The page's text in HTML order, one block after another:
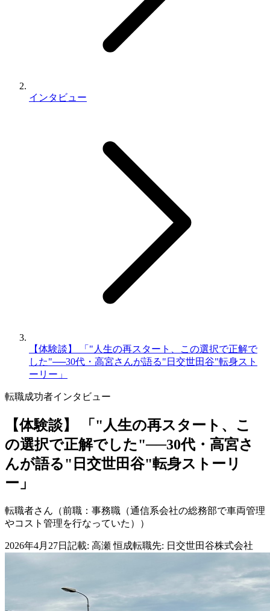
インタビュー
【体験談】 「"人生の再スタート、この選択で正解で
した"──30代・高宮さんが語る"日交世田谷"転身スト
ーリー」
転職成功者インタビュー
【体験談】 「"人生の再スタート、こ
の選択で正解でした"──30代・高宮さ
んが語る"日交世田谷"転身ストーリ
ー」
転職者さん（前職：事務職（通信系会社の総務部で車両管理
やコスト管理を行なっていた））
2026年4月27日 記載: 高瀬 恒成転職先: 日交世田谷株式会社